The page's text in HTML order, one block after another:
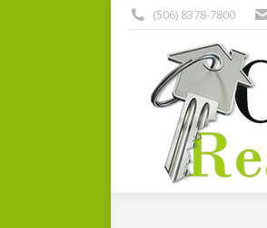
(506) 8378-7800